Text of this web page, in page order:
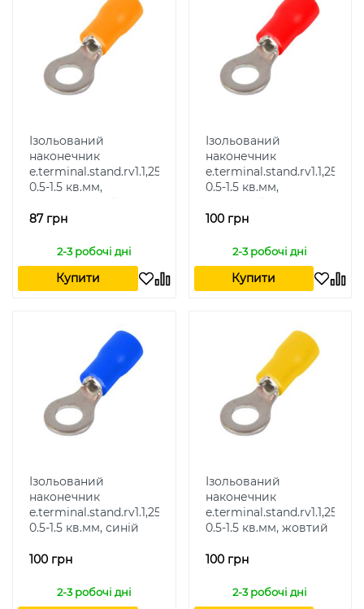
Ізольований
наконечник
e.terminal.stand.rv1.1,25.4.orang
0.5-1.5 кв.мм,
помаранчевий
87 грн
2-3 робочі дні
Купити
Ізольований
наконечник
0.5-1.5 кв.мм,
червоний
100 грн
2-3 робочі дні
Купити
Ізольований
наконечник
e.terminal.stand.rv1.1,25.4.blue
0.5-1.5 кв.мм, синій
100 грн
2-3 робочі дні
Ізольований
наконечник
0.5-1.5 кв.мм, жовтий
100 грн
2-3 робочі дні